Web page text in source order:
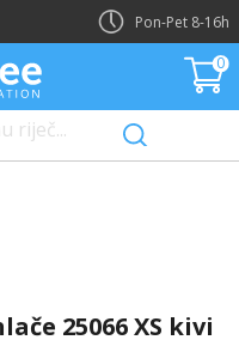
Pon-Pet 8-16h
0
riječ...
25066 XS kivi